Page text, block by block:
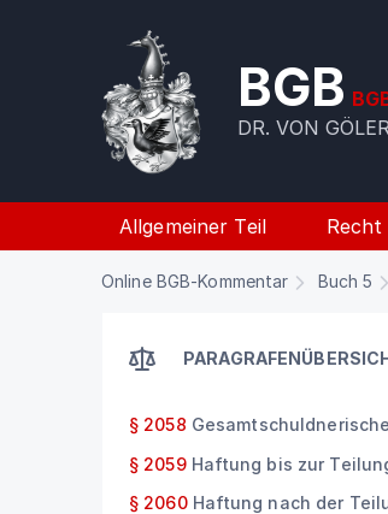
BGB
DR. VON
Allgemeiner Teil
Online BGB-Kommentar Buch 5
§ 2058
§ 2059 Haftung bis zur
§ 2060 Haftung nach der